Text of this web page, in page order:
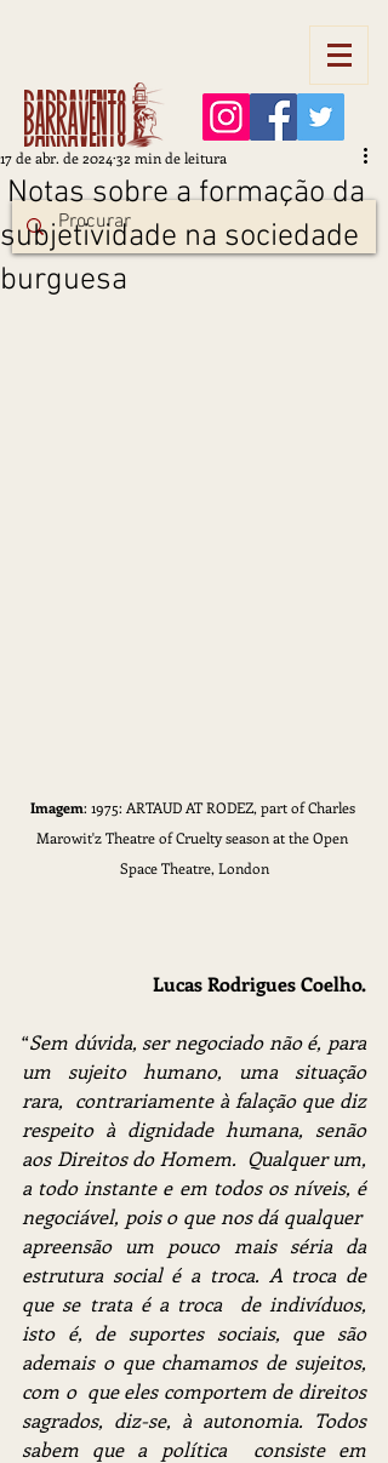
Barravento
Notas sobre a formação da
subjetividade na sociedade
burguesa
17 de abr. de 2024 32 min de leitura
Imagem: 1975: ARTAUD AT RODEZ, part of Charles
Marowit'z Theatre of Cruelty season at the Open
Space Theatre, London
Lucas Rodrigues Coelho.
“Sem dúvida, ser negociado não é, para
um sujeito humano, uma situação
rara,  contrariamente à falação que diz
respeito à dignidade humana, senão
aos Direitos do Homem.  Qualquer um,
a todo instante e em todos os níveis, é
negociável, pois o que nos dá qualquer
apreensão um pouco mais séria da
estrutura social é a troca. A troca de
que se trata é a troca  de indivíduos,
isto é, de suportes sociais, que são
ademais o que chamamos de sujeitos,
com o  que eles comportem de direitos
sagrados, diz-se, à autonomia. Todos
sabem que a política  consiste em